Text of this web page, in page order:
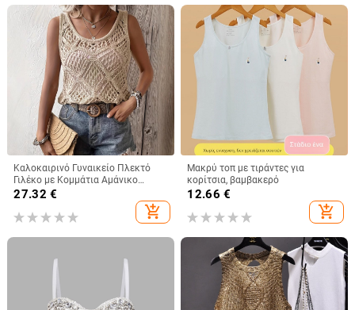
Καλοκαιρινό Γυναικείο Πλεκτό
Γιλέκο με Κομμάτια Αμάνικο
Καλοκαιρινό Μποέμικο Τοπ με
27.32 €
add_shopping_cart
Μακρύ τοπ με τιράντες για
κορίτσια, βαμβακερό
12.66 €
add_shopping_cart